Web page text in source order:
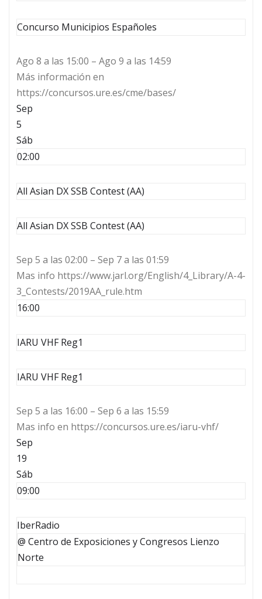
Concurso Municipios Españoles
Ago 8 a las 15:00 – Ago 9 a las 14:59
Más información en
https://concursos.ure.es/cme/bases/
Sep
5
Sáb
02:00
All Asian DX SSB Contest (AA)
All Asian DX SSB Contest (AA)
Sep 5 a las 02:00 – Sep 7 a las 01:59
Mas info https://www.jarl.org/English/4_Library/A-4-
3_Contests/2019AA_rule.htm
16:00
IARU VHF Reg1
IARU VHF Reg1
Sep 5 a las 16:00 – Sep 6 a las 15:59
Mas info en https://concursos.ure.es/iaru-vhf/
Sep
19
Sáb
09:00
IberRadio
@ Centro de Exposiciones y Congresos Lienzo
Norte